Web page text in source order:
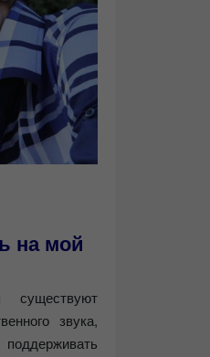
на мой
звука,